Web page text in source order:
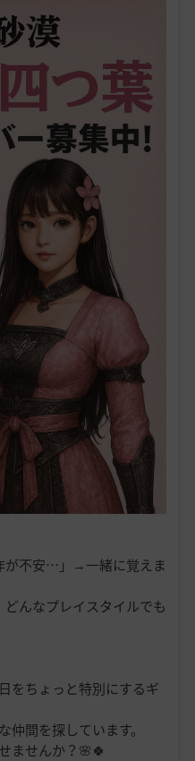
が不安…」→一緒に覚えま
んなプレイスタイルでも
をちょっと特別にするギ
仲間を探しています。
ませんか？🌸🍀